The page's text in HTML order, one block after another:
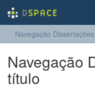
Navegação
Navegação
título